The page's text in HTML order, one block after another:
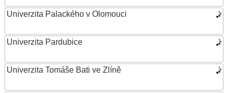
Univerzita Palackého v Olomouci
Univerzita Pardubice
Univerzita Tomáše Bati ve Zlíně